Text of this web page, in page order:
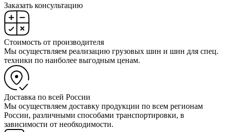
Заказать консультацию
Стоимость от производителя
Мы осуществляем реализацию грузовых шин и шин для спец.
техники по наиболее выгодным ценам.
Доставка по всей России
Мы осуществляем доставку продукции по всем регионам
России, различными способами транспортировки, в
зависимости от необходимости.